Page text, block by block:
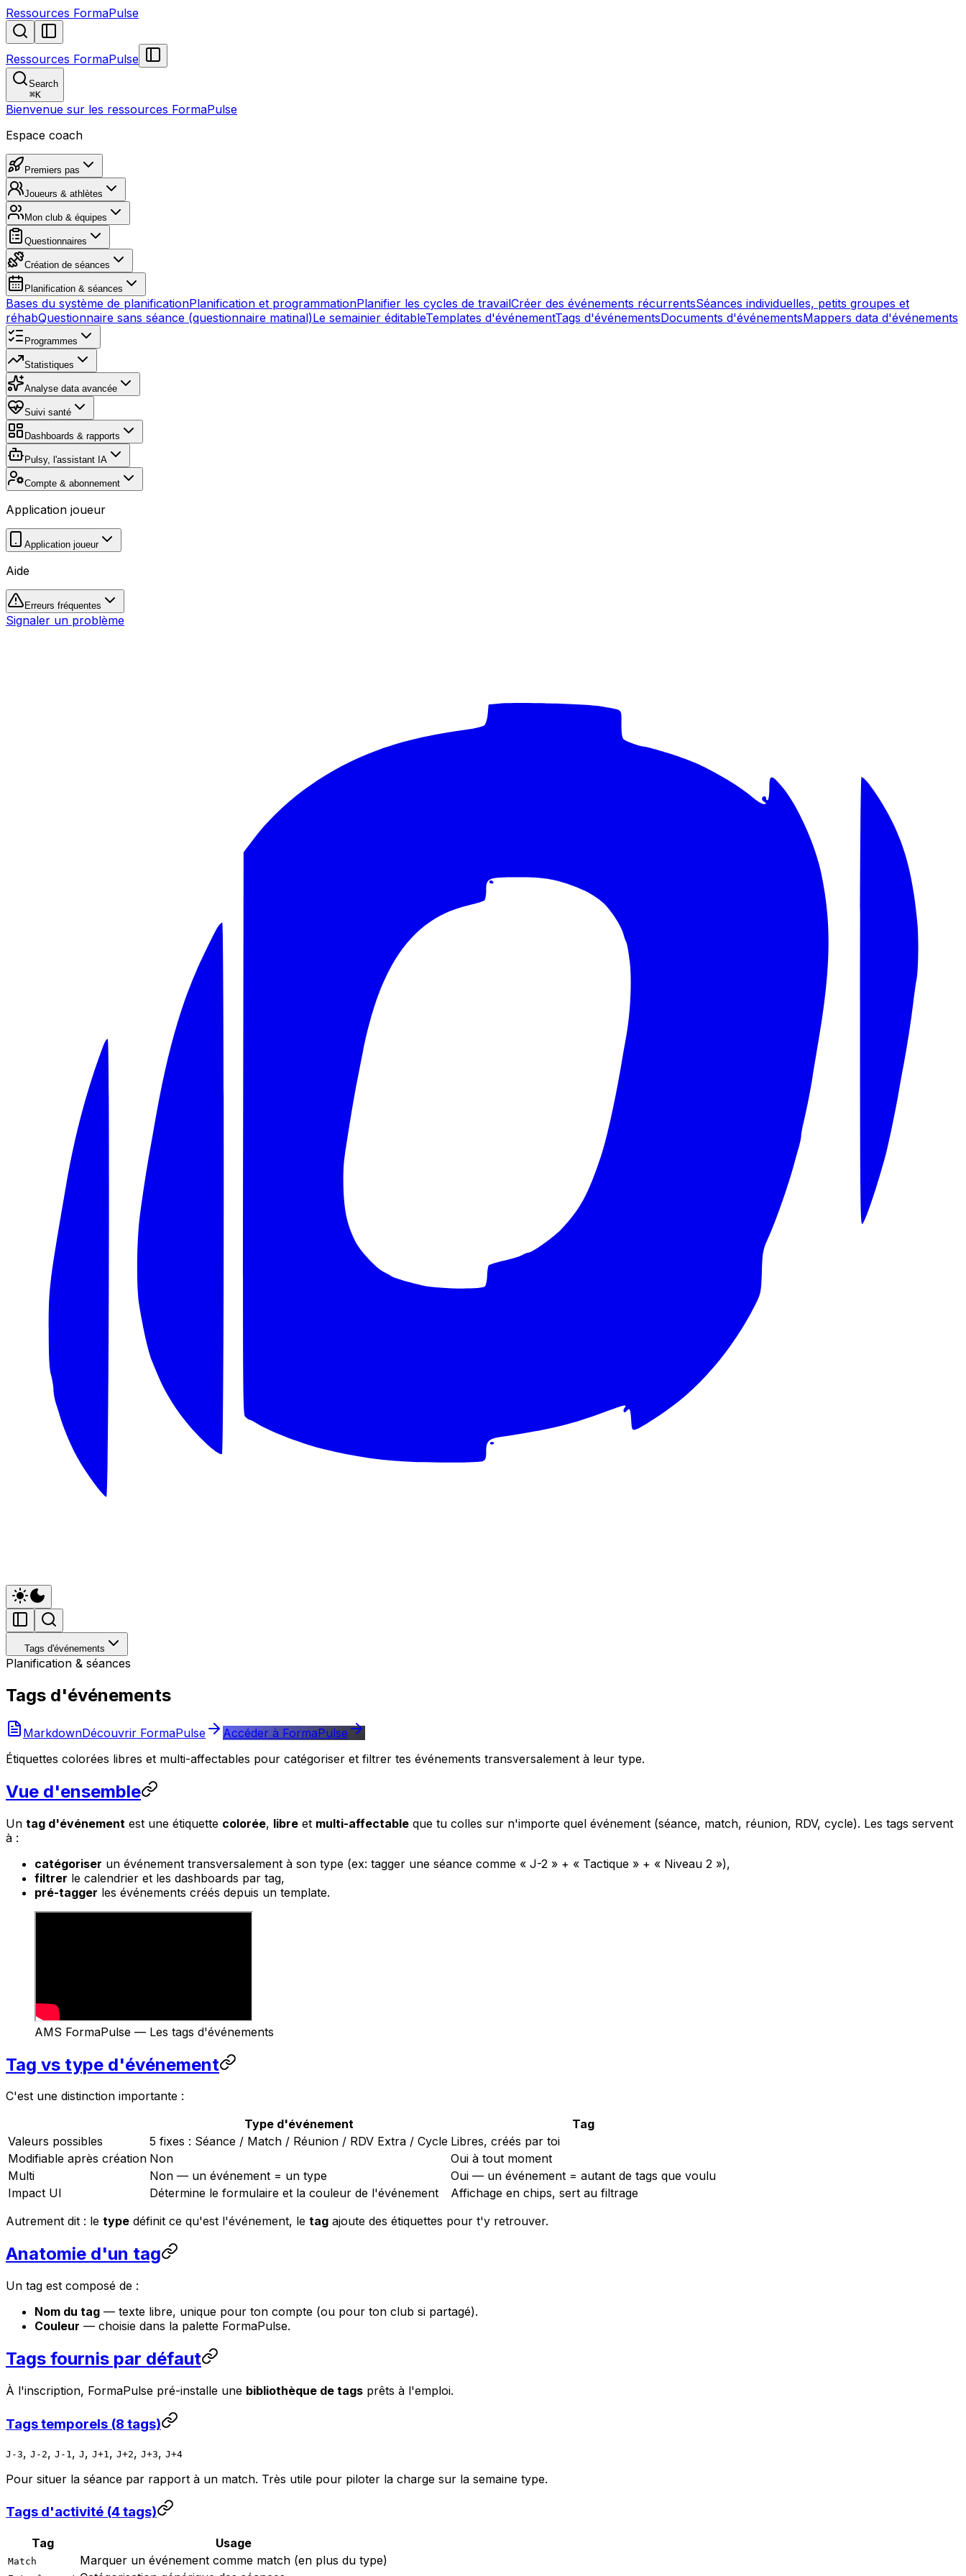
Ressources FormaPulse
Ressources FormaPulse
Search
⌘K
Bienvenue sur les ressources FormaPulse
Espace coach
Premiers pas
Joueurs & athlètes
Mon club & équipes
Questionnaires
Création de séances
Planification & séances
Bases du système de planificationPlanification et programmationPlanifier les cycles de travailCréer des événements récurrentsSéances individuelles, petits groupes et
réhabQuestionnaire sans séance (questionnaire matinal)Le semainier éditableTemplates d'événementTags d'événementsDocuments d'événementsMappers data d'événements
Programmes
Statistiques
Analyse data avancée
Suivi santé
Dashboards & rapports
Pulsy, l'assistant IA
Compte & abonnement
Application joueur
Application joueur
Aide
Erreurs fréquentes
Signaler un problème
Tags d'événements
Planification & séances
Tags d'événements
MarkdownDécouvrir FormaPulse
Accéder à FormaPulse
Étiquettes colorées libres et multi-affectables pour catégoriser et filtrer tes événements transversalement à leur type.
Vue d'ensemble
Un tag d'événement est une étiquette colorée, libre et multi-affectable que tu colles sur n'importe quel événement (séance, match, réunion, RDV, cycle). Les tags servent
à :
catégoriser un événement transversalement à son type (ex: tagger une séance comme « J-2 » + « Tactique » + « Niveau 2 »),
filtrer le calendrier et les dashboards par tag,
pré-tagger les événements créés depuis un template.
AMS FormaPulse — Les tags d'événements
Tag vs type d'événement
C'est une distinction importante :
Typed'événement
Tag
Valeurs possibles
5 fixes : Séance / Match / Réunion / RDV Extra / Cycle Libres, créés par toi
Modifiable après création Non
Oui à tout moment
Multi
Non — un événement = un type
Oui — un événement = autant de tags que voulu
Impact UI
Détermine le formulaire et la couleur de l'événement
Affichage en chips, sert au filtrage
Autrement dit : le type définit ce qu'est l'événement, le tag ajoute des étiquettes pour t'y retrouver.
Anatomie d'un tag
Un tag est composé de :
Nom du tag — texte libre, unique pour ton compte (ou pour ton club si partagé).
Couleur — choisie dans la palette FormaPulse.
Tags fournis par défaut
À l'inscription, FormaPulse pré-installe une bibliothèque de tags prêts à l'emploi.
Tags temporels (8 tags)
J-3, J-2, J-1 , J , J+1 , J+2, J+3, J+4
Pour situer la séance par rapport à un match. Très utile pour piloter la charge sur la semaine type.
Tags d'activité (4 tags)
Tag Usage
Match Marquer un événement comme match (en plus du type)